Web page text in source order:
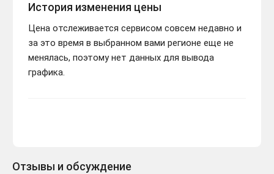
История изменения цены
Цена отслеживается сервисом совсем недавно и
за это время в выбранном вами регионе еще не
менялась, поэтому нет данных для вывода
графика.
Отзывы и обсуждение